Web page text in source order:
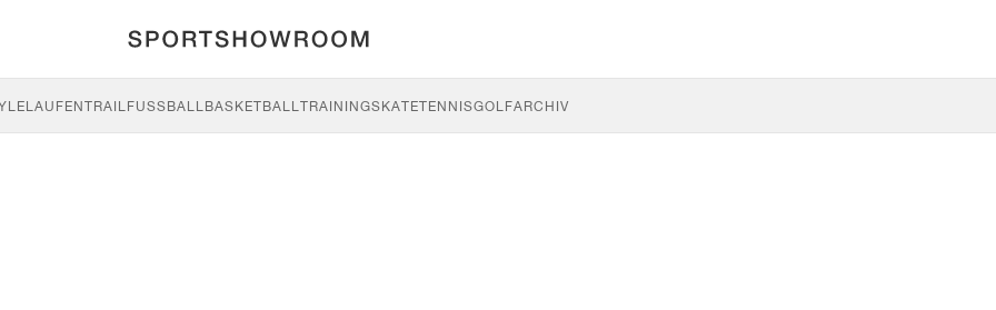
LAUFENTRAILFUSSBALL BASKETBALLTRAININGSKATETENNISGOLFARCHIV